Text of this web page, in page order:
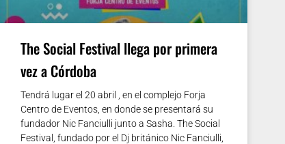
The Social Festival llega por primera
vez a Córdoba
Tendrá lugar ‪el 20 abril‬ , en el complejo Forja
Centro de Eventos, en donde se presentará su
fundador Nic Fanciulli junto a Sasha. The Social
Festival, fundado por el Dj británico Nic Fanciulli,